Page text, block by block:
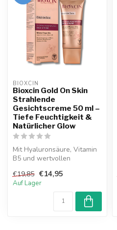
BIOXCIN
Bioxcin Gold On Skin
Strahlende
Gesichtscreme 50 ml –
Tiefe Feuchtigkeit &
Natürlicher Glow
Mit Hyaluronsäure, Vitamin
B5 und wertvollen
Bioxcin Gold...
€19,85 €14,95
Auf Lager